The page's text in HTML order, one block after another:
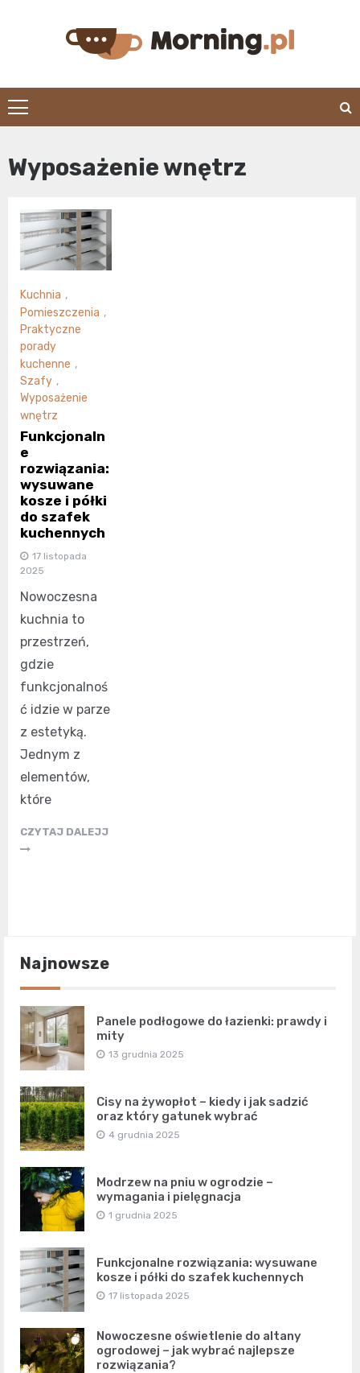
morning.pl
Wyposażenie wnętrz
Kuchnia ,
Pomieszczenia ,
Praktyczne
porady
kuchenne ,
Szafy ,
Wyposażenie
wnętrz
Funkcjonaln
e
rozwiązania:
wysuwane
kosze i półki
do szafek
kuchennych
17 listopada
2025
Nowoczesna
kuchnia to
przestrzeń,
gdzie
funkcjonalnoś
ć idzie w parze
z estetyką.
Jednym z
elementów,
które
CZYTAJ DALEJJ
Najnowsze
Panele podłogowe do łazienki: prawdy i
mity
13 grudnia 2025
Cisy na żywopłot – kiedy i jak sadzić
oraz który gatunek wybrać
4 grudnia 2025
Modrzew na pniu w ogrodzie –
wymagania i pielęgnacja
1 grudnia 2025
Funkcjonalne rozwiązania: wysuwane
kosze i półki do szafek kuchennych
17 listopada 2025
Nowoczesne oświetlenie do altany
ogrodowej – jak wybrać najlepsze
rozwiązania?